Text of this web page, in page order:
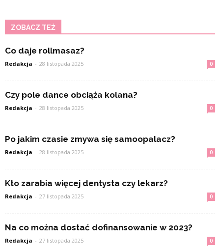
ZOBACZ TEŻ
Co daje rollmasaz?
Redakcja - 28 listopada 2025 0
Czy pole dance obciąża kolana?
Redakcja - 28 listopada 2025 0
Po jakim czasie zmywa się samoopalacz?
Redakcja - 28 listopada 2025 0
Kto zarabia więcej dentysta czy lekarz?
Redakcja - 27 listopada 2025 0
Na co można dostać dofinansowanie w 2023?
Redakcja - 27 listopada 2025 0